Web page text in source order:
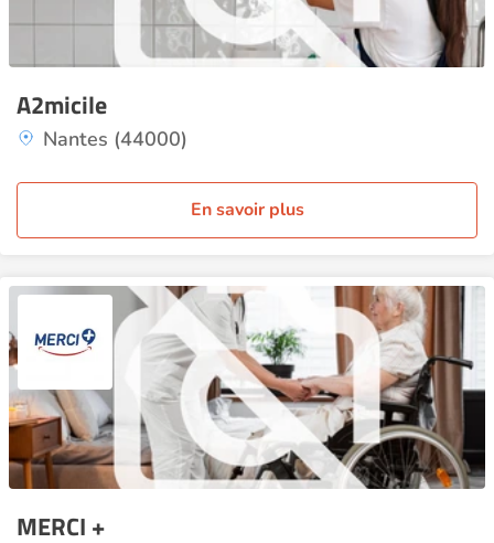
A2micile
Nantes (44000)
En savoir plus
MERCI +